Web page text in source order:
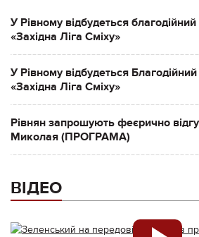
У Рівному відбудеться
«Західна Ліга Сміху»
У Рівному відбудеться
«Західна Ліга Сміху»
Рівнян запрошують феєрично
Миколая (ПРОГРАМА)
ВІДЕО